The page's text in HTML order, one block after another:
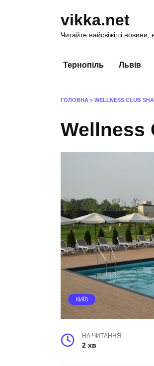
vikka.net
Читайте найсвіжіші новини,
Тернопіль Львів
ГОЛОВНА » WELLNESS CLUB
Wellness
КИЇВ
НА ЧИТАННЯ
2 хв